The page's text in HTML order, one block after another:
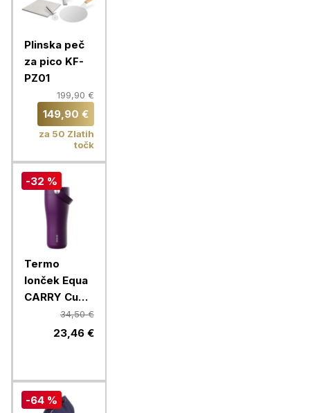
Plinska peč
za pico KF-
PZ01
199,90 €
149,90 €
za 50 Zlatih
točk
-32 %
Termo
lonček Equa
CARRY Cup,
600 ml,
Mulberry
34,50 €
23,46 €
-64 %